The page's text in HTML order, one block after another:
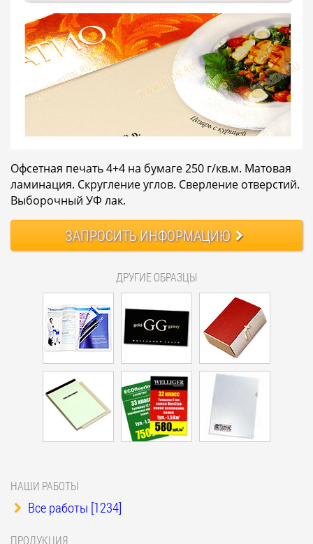
Офсетная печать 4+4 на бумаге 250 г/кв.м. Матовая
ламинация. Скругление углов. Сверление отверстий.
Выборочный УФ лак.
ЗАПРОСИТЬИНФОРМАЦИЮ
ДРУГИЕ ОБРАЗЦЫ
НАШИ РАБОТЫ
Все работы [1234]
ПРОДУКЦИЯ